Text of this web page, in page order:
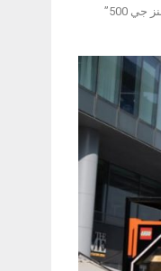
لمجموعة “تيكوم ش.م.ع.”، وذلك خلال الفترة من 28 نوفمبر إلى 7 ديسمبر. ويعتبر هذا العمل المبتكر نسخة بالحجم الطبيعي من سيارة “مرسيدس بنز جي 500”